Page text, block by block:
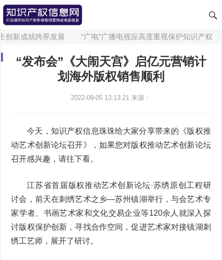
新成就跨界发展 “广电”广播电视应高度重视保护知识产权
“发布会”《大闹天宫》启亿元营销计
划海外版权销售顺利
2022-09-05 13:13:21 来源：
今天，知识产权信息珠珠给大家分享带来的《版权推
动艺术创新论坛召开》，如果您对版权推动艺术创新论坛
召开感兴趣，请往下看。
江苏省首届版权推动艺术创新论坛·苏绣原创工程研
讨会，前天在刺绣艺术之乡—苏州镇湖举行，与会艺术专
家学者、书画艺术家和文化交易企业等120余人就深入探
讨版权保护创新，寻找合作空间，促进艺术家对接镇湖刺
绣工艺师，展开了研讨。